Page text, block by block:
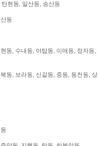
현동, 일산동, 송산동
동
동, 수내동, 야탑동, 이매동, 정자동,
동, 보라동, 신갈동, 중동, 동천동,